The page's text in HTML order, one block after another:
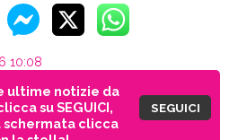
10:08
ultime notizie da
su SEGUICI,
schermata clicca
SEGUICI